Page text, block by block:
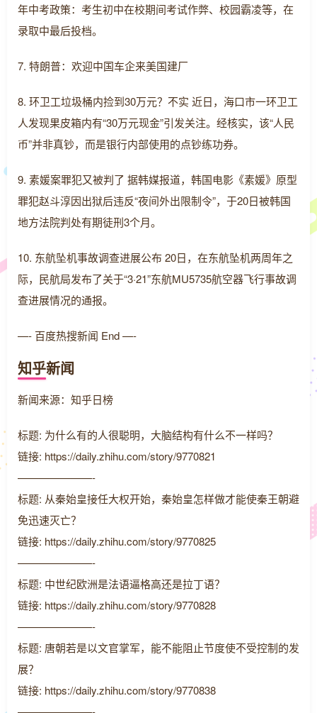
年中考政策：考生初中在校期间考试作弊、校园霸凌等，在
录取中最后投档。
7. 特朗普：欢迎中国车企来美国建厂
8. 环卫工垃圾桶内捡到30万元？不实 近日，海口市一环卫工
人发现果皮箱内有“30万元现金”引发关注。经核实，该“人民
币”并非真钞，而是银行内部使用的点钞练功券。
9. 素媛案罪犯又被判了 据韩媒报道，韩国电影《素媛》原型
罪犯赵斗淳因出狱后违反“夜间外出限制令”，于20日被韩国
地方法院判处有期徒刑3个月。
10. 东航坠机事故调查进展公布 20日，在东航坠机两周年之
际，民航局发布了关于“3·21”东航MU5735航空器飞行事故调
查进展情况的通报。
—- 百度热搜新闻 End —-
知乎新闻
新闻来源：知乎日榜
标题: 为什么有的人很聪明，大脑结构有什么不一样吗？
链接: https://daily.zhihu.com/story/9770821
———————-
标题: 从秦始皇接任大权开始，秦始皇怎样做才能使秦王朝避
免迅速灭亡？
链接: https://daily.zhihu.com/story/9770825
———————-
标题: 中世纪欧洲是法语逼格高还是拉丁语？
链接: https://daily.zhihu.com/story/9770828
———————-
标题: 唐朝若是以文官掌军，能不能阻止节度使不受控制的发
展？
链接: https://daily.zhihu.com/story/9770838